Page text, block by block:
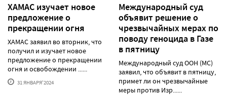
ХАМАС изучает новое
предложение о
прекращении огня
ХАМАС заявил во вторник, что
получил и изучает новое
предложение о прекращении
огня и освобождении ......
31 ЯНВАРЯ'2024
Международный суд
объявит решение о
чрезвычайных мерах по
поводу геноцида в Газе
в пятницу
Международный суд ООН (МС)
заявил, что объявит в пятницу,
примет ли он чрезвычайные
меры против Изр......